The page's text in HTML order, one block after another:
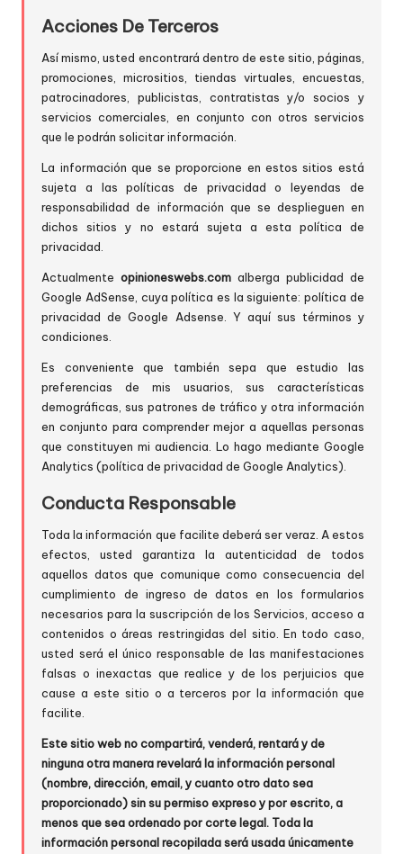
Acciones De Terceros
Así mismo, usted encontrará dentro de este sitio, páginas,
promociones, micrositios, tiendas virtuales, encuestas,
patrocinadores, publicistas, contratistas y/o socios y
servicios comerciales, en conjunto con otros servicios
que le podrán solicitar información.
La información que se proporcione en estos sitios está
sujeta a las políticas de privacidad o leyendas de
responsabilidad de información que se desplieguen en
dichos sitios y no estará sujeta a esta política de
privacidad.
Actualmenteopinioneswebs.com alberga publicidad de
Google AdSense, cuya política es la siguiente:política de
privacidad de Google Adsense . Y aquí sus términos y
condiciones
Es conveniente que también sepa que estudio las
preferencias de mis usuarios, sus características
demográficas, sus patrones de tráfico y otra información
en conjunto para comprender mejor a aquellas personas
que constituyen mi audiencia. Lo hago mediante Google
Analytics (política de privacidad de Google Analytics).
Conducta Responsable
Toda la información que facilite deberá ser veraz. A estos
efectos, usted garantiza la autenticidad de todos
aquellos datos que comunique como consecuencia del
cumplimiento de ingreso de datos en los formularios
necesarios para la suscripción de los Servicios, acceso a
contenidos o áreas restringidas del sitio. En todo caso,
usted será el único responsable de las manifestaciones
falsas o inexactas que realice y de los perjuicios que
cause a este sitio o a terceros por la información que
facilite.
Este sitio web no compartirá, venderá, rentará y de
ninguna otra manera revelará la información personal
(nombre, dirección, email, y cuanto otro dato sea
proporcionado) sin su permiso expreso y por escrito, a
menos que sea ordenado por corte legal. Toda la
información personal recopilada será usada únicamente